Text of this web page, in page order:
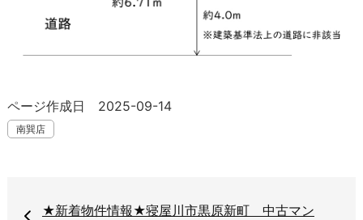
ページ作成日 2025-09-14
南巽店
★新着物件情報★寝屋川市黒原新町 中古マン